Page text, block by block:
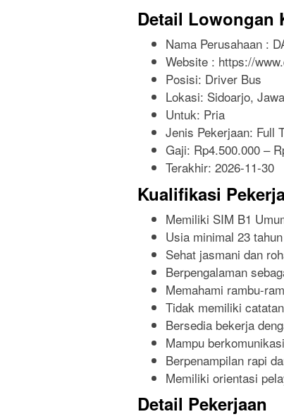
Detail Lowongan
Nama Perusahaan :
Website : https://
Posisi: Driver Bus
Lokasi: Sidoarjo,
Untuk: Pria
Jenis Pekerjaan: Full
Gaji: Rp4.500.000 –
Terakhir: 2026-11-30
Kualifikasi
Memiliki SIM B1
Usia minimal 23
Sehat jasmani dan
Berpengalaman
Memahami rambu-
Tidak memiliki
Bersedia bekerja
Mampu
Berpenampilan rapi
Memiliki orientasi
Detail Pekerjaan